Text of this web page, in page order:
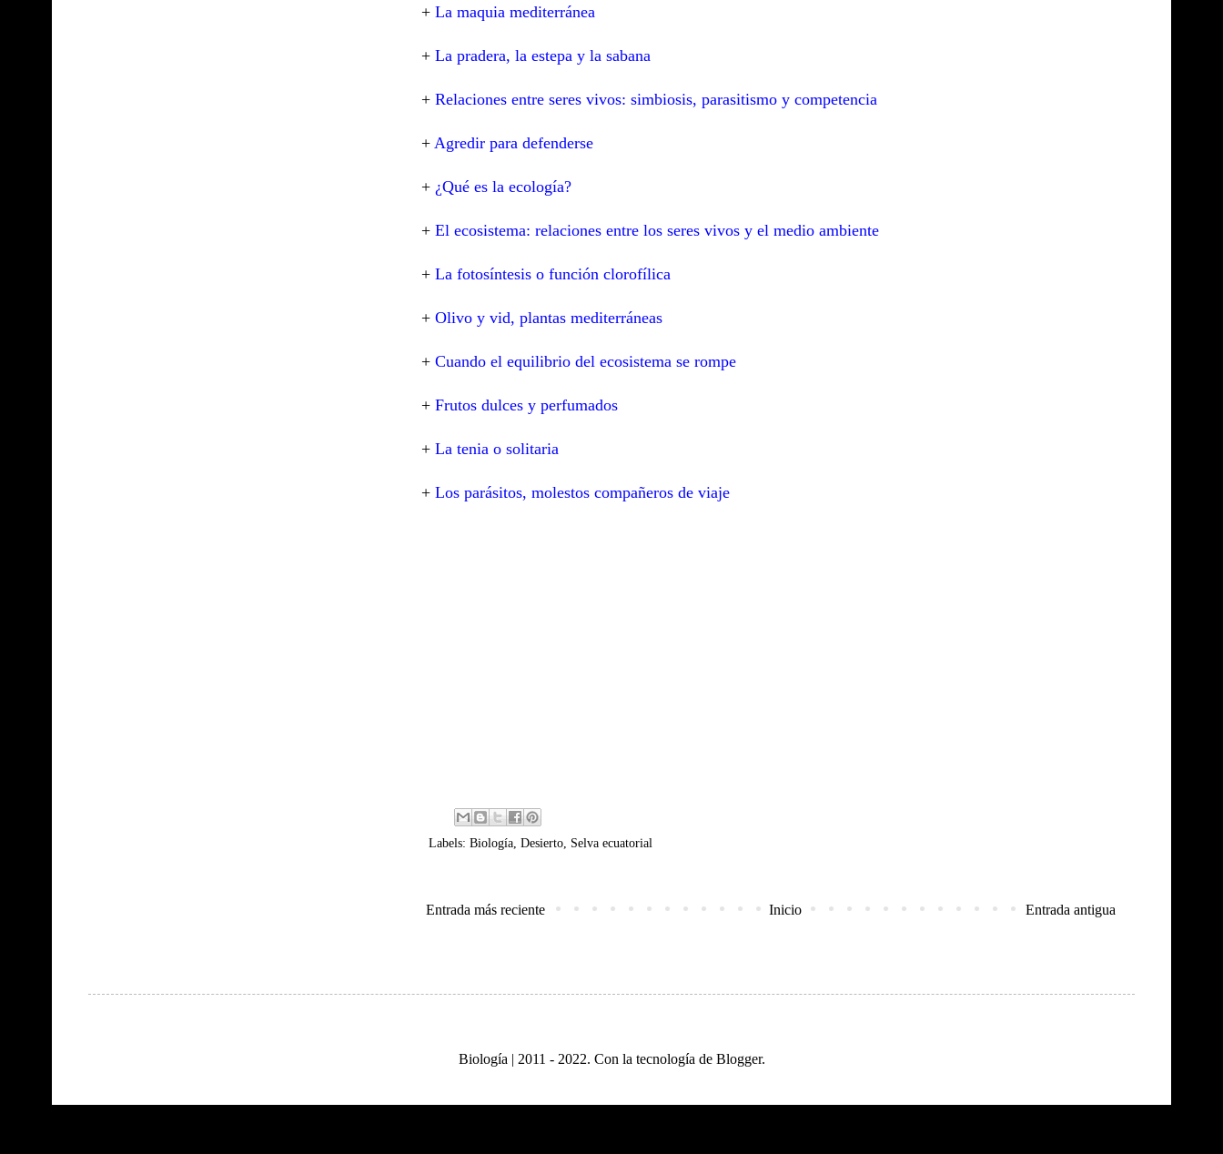
+ La maquia mediterránea
+ La pradera, la estepa y la sabana
+ Relaciones entre seres vivos: simbiosis, parasitismo y competencia
+ Agredir para defenderse
+ ¿Qué es la ecología?
+ El ecosistema: relaciones entre los seres vivos y el medio ambiente
+ La fotosíntesis o función clorofílica
+ Olivo y vid, plantas mediterráneas
+ Cuando el equilibrio del ecosistema se rompe
+ Frutos dulces y perfumados
+ La tenia o solitaria
+ Los parásitos, molestos compañeros de viaje
Labels: Biología Desierto Selva ecuatorial
Entrada más reciente Entrada antigua
Inicio
Biología | 2011 - 2022. Con la tecnología de Blogger.